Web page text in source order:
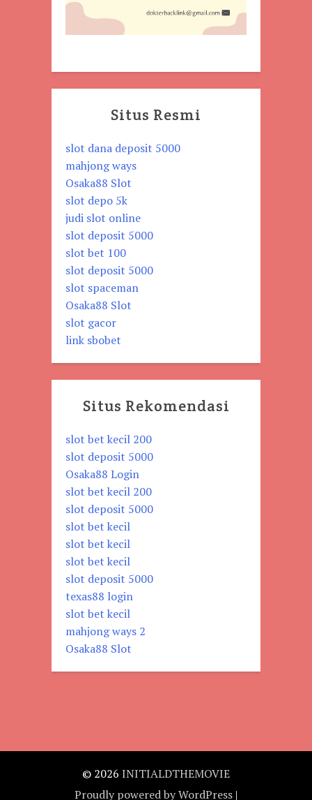
Situs Resmi
slot dana deposit 5000
mahjong ways
Osaka88 Slot
slot depo 5k
judi slot online
slot deposit 5000
slot bet 100
slot deposit 5000
slot spaceman
Osaka88 Slot
slot gacor
link sbobet
Situs Rekomendasi
slot bet kecil 200
slot deposit 5000
Osaka88 Login
slot bet kecil 200
slot deposit 5000
slot bet kecil
slot bet kecil
slot bet kecil
slot deposit 5000
texas88 login
slot bet kecil
mahjong ways 2
Osaka88 Slot
© 2026 INITIALDTHEMOVIE
Proudly powered by WordPress |